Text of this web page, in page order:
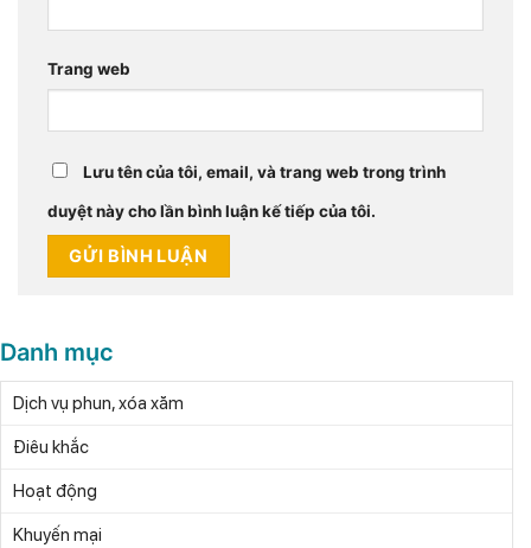
Trang web
Lưu tên của tôi, email, và trang web trong trình
duyệt này cho lần bình luận kế tiếp của tôi.
Danh mục
Dịch vụ phun, xóa xăm
Điêu khắc
Hoạt động
Khuyến mại